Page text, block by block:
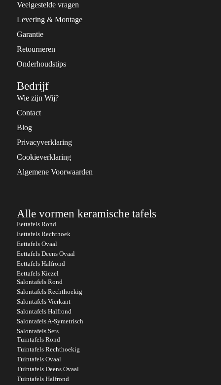
Veelgestelde vragen
Levering & Montage
Garantie
Retourneren
Onderhoudstips
Bedrijf
Wie zijn Wij?
Contact
Blog
Privacyverklaring
Cookieverklaring
Algemene Voorwaarden
Alle vormen keramische tafels
Eettafels Rond
Eettafels Rechthoek
Eettafels Ovaal
Eettafels Deens Ovaal
Eettafels Halfrond
Eettafels Kiezel
Salontafels Rond
Salontafels Rechthoekig
Salontafels Vierkant
Salontafels Halfrond
Salontafels A-Symetrisch
Salontafels Sets
Tuintafels Rond
Tuintafels Rechthoekig
Tuintafels Ovaal
Tuintafels Deens Ovaal
Tuintafels Halfrond